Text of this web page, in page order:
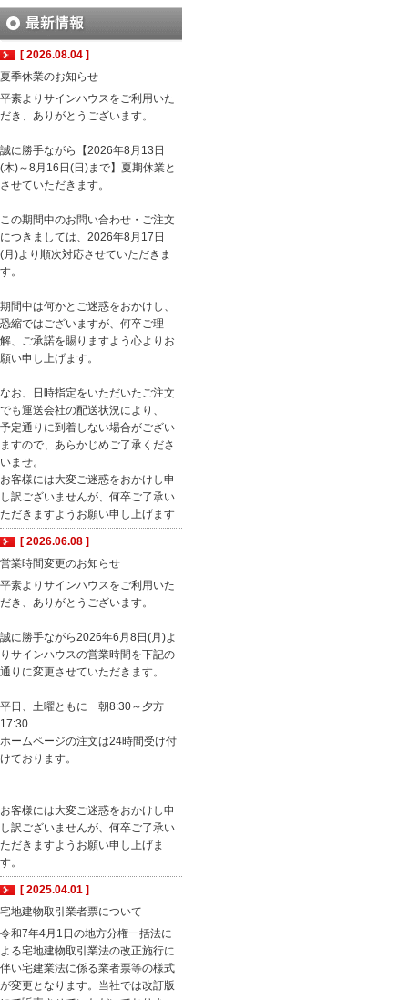
[ 2026.08.04 ]
夏季休業のお知らせ
平素よりサインハウスをご利用いた
だき、ありがとうございます。
誠に勝手ながら【2026年8月13日
(木)～8月16日(日)まで】夏期休業と
させていただきます。
この期間中のお問い合わせ・ご注文
につきましては、2026年8月17日
(月)より順次対応させていただきま
す。
期間中は何かとご迷惑をおかけし、
恐縮ではございますが、何卒ご理
解、ご承諾を賜りますよう心よりお
願い申し上げます。
なお、日時指定をいただいたご注文
でも運送会社の配送状況により、
予定通りに到着しない場合がござい
ますので、あらかじめご了承くださ
いませ。
お客様には大変ご迷惑をおかけし申
し訳ございませんが、何卒ご了承い
ただきますようお願い申し上げます
[ 2026.06.08 ]
営業時間変更のお知らせ
平素よりサインハウスをご利用いた
だき、ありがとうございます。
誠に勝手ながら2026年6月8日(月)よ
りサインハウスの営業時間を下記の
通りに変更させていただきます。
平日、土曜ともに 朝8:30～夕方
17:30
ホームページの注文は24時間受け付
けております。
お客様には大変ご迷惑をおかけし申
し訳ございませんが、何卒ご了承い
ただきますようお願い申し上げま
す。
[ 2025.04.01 ]
宅地建物取引業者票について
令和7年4月1日の地方分権一括法に
よる宅地建物取引業法の改正施行に
伴い宅建業法に係る業者票等の様式
が変更となります。当社では改訂版